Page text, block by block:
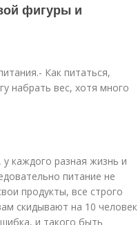
фигуры и
Как питаться,
набрать вес, хотя много
каждого разная жизнь и
питание не
продукты, все строго
скидывают на 10 человек
и такого быть